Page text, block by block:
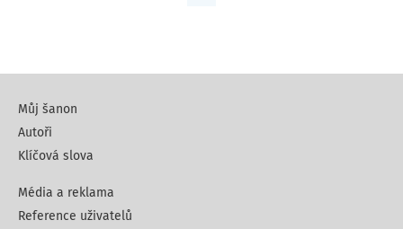
Můj šanon
Autoři
Klíčová slova
Média a reklama
Reference uživatelů